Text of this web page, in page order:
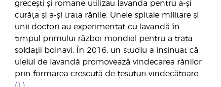
grecești și romane utilizau lavanda pentru a-și
curăța și a-și trata rănile. Unele spitale militare și
unii doctori au experimentat cu lavandă în
timpul primului război mondial pentru a trata
soldații bolnavi. În 2016, un studiu a insinuat că
uleiul de lavandă promovează vindecarea rănilor
prin formarea crescută de țesuturi vindecătoare
(1)